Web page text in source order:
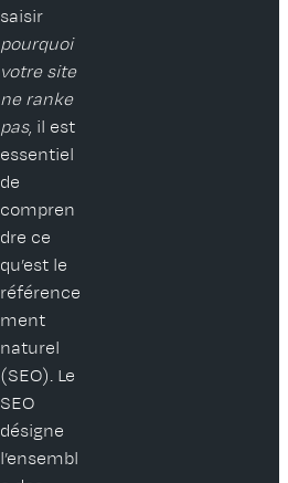
saisir
pourquoi
votre site
ne ranke
pas, il est
essentiel
de
compren
dre ce
qu’est le
référence
ment
naturel
(SEO). Le
SEO
désigne
l’ensembl